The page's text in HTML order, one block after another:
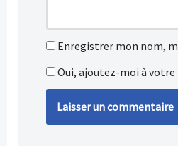
Enregistrer mon nom,
Oui, ajoutez-moi à votre